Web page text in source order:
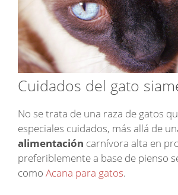
Cuidados del gato
No se trata de una raza de gatos
especiales cuidados, más allá de
alimentación carnívora alta en
preferiblemente a base de pienso
como Acana para gatos.